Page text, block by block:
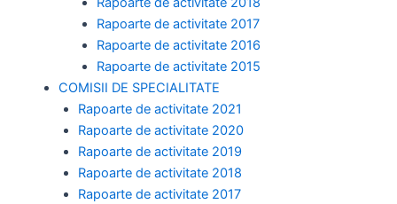
Rapoarte de activitate 2017
Rapoarte de activitate 2016
Rapoarte de activitate 2015
COMISII DE SPECIALITATE
Rapoarte de activitate 2021
Rapoarte de activitate 2020
Rapoarte de activitate 2019
Rapoarte de activitate 2018
Rapoarte de activitate 2017